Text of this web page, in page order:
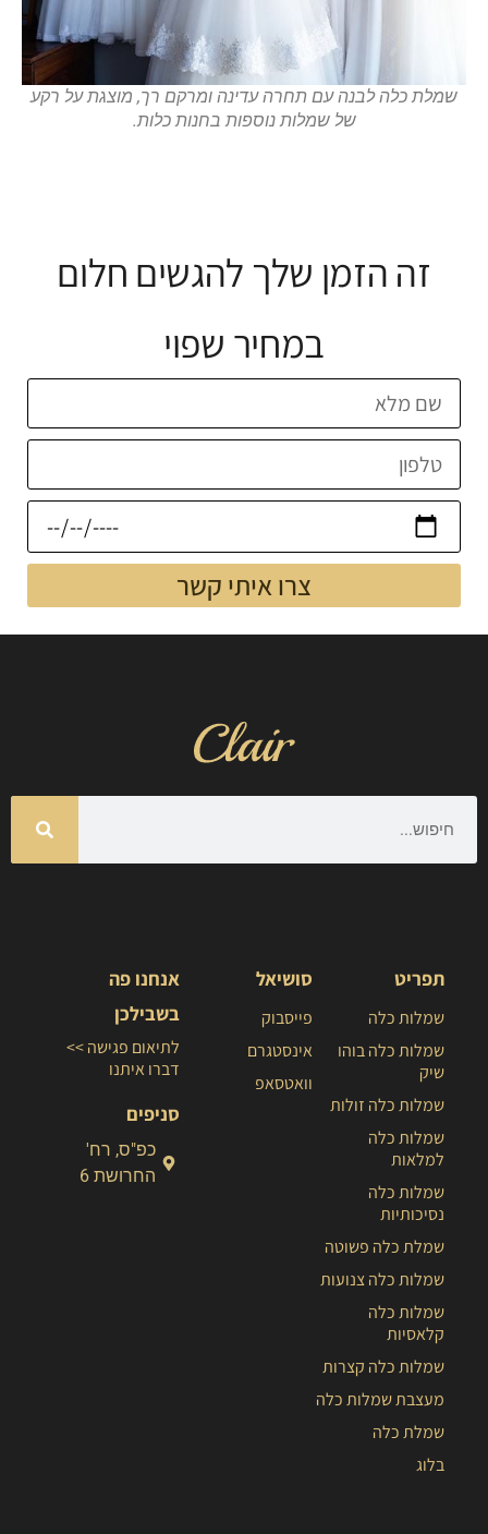
שמלת כלה לבנה עם תחרה עדינה ומרקם רך, מוצגת על רקע
של שמלות נוספות בחנות כלות.
זה הזמן שלך להגשים חלום
במחיר שפוי
צרו איתי קשר
תפריט
שמלות כלה
שמלות כלה בוהו
שיק
שמלות כלה זולות
שמלות כלה
למלאות
שמלות כלה
נסיכותיות
שמלת כלה פשוטה
שמלות כלה צנועות
שמלות כלה
קלאסיות
שמלות כלה קצרות
מעצבת שמלות כלה
שמלת כלה
בלוג
סושיאל
פייסבוק
אינסטגרם
וואטסאפ
אנחנו פה
בשבילכן
לתיאום פגישה >>
דברו איתנו
סניפים
כפ"ס, רח'
החרושת 6